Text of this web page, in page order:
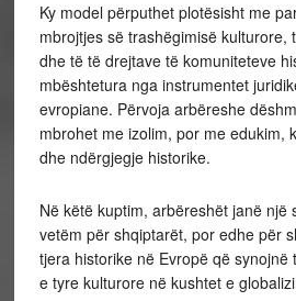
Ky model përputhet plotësisht me
mbrojtjes së trashëgimisë kulturore,
dhe të të drejtave të komuniteteve
mbështetura nga instrumentet
evropiane. Përvoja arbëreshe
mbrohet me izolim, por me edukim,
dhe ndërgjegje historike.
Në këtë kuptim, arbëreshët janë një
vetëm për shqiptarët, por edhe për
tjera historike në Evropë që synojnë
e tyre kulturore në kushtet e